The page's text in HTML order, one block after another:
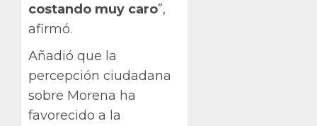
costando muy caro”,
afirmó.
Añadió que la
percepción ciudadana
sobre Morena ha
favorecido a la